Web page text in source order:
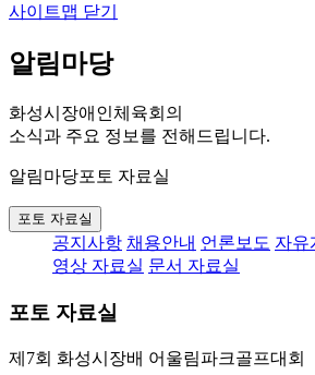
사이트맵 닫기
알림마당
화성시장애인체육회의
소식과 주요 정보를 전해드립니다.
알림마당포토 자료실
포토 자료실
공지사항 채용안내 언론보도 자유
영상 자료실 문서 자료실
포토 자료실
제7회 화성시장배 어울림파크골프대회